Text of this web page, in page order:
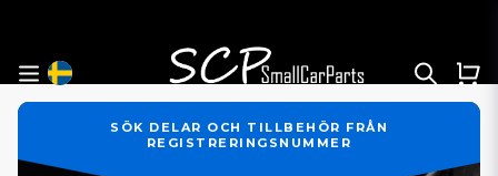
SÖK DELAR OCH TILLBEHÖR FRÅN
REGISTRERINGSNUMMER